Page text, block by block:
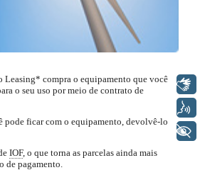
Bradesco
Leasing* compra o equipamento que você
o seu uso por meio de contrato de
pode ficar com o equipamento, devolvê-lo
IOF, o que torna as parcelas ainda mais
de pagamento.
Libras
+ Acessibilidade